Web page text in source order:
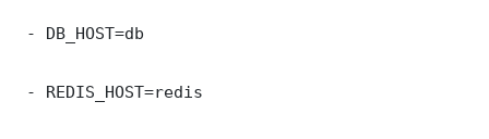
- DB_HOST=db
- REDIS_HOST=redis